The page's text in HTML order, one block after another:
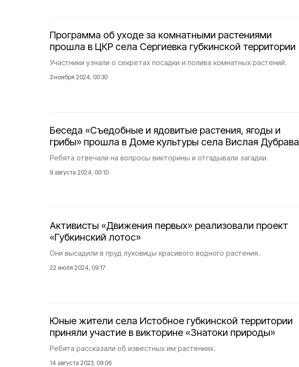
Программа об уходе за комнатными растениями
прошла в ЦКР села Сергиевка губкинской территории
Участники узнали о секретах посадки и полива комнатных растений.
3 ноября 2024, 00:30
Беседа «Съедобные и ядовитые растения, ягоды и
грибы» прошла в Доме культуры села Вислая Дубрава
Ребята отвечали на вопросы викторины и отгадывали загадки.
9 августа 2024, 00:10
Активисты «Движения первых» реализовали проект
«Губкинский лотос»
Они высадили в пруд луковицы красивого водного растения.
22 июля 2024, 09:17
Юные жители села Истобное губкинской территории
приняли участие в викторине «Знатоки природы»
Ребята рассказали об известных им растениях.
14 августа 2023, 09:06